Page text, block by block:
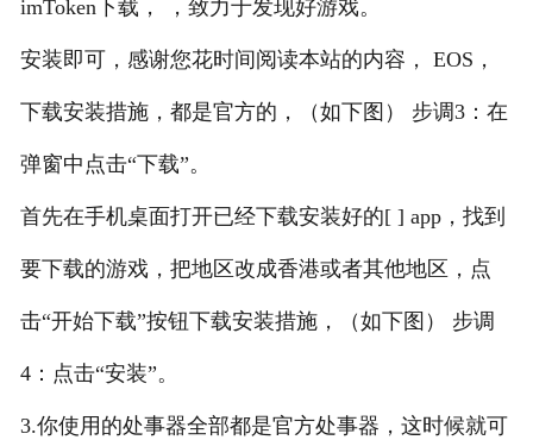
imToken下载， ，致力于发现好游戏。
安装即可，感谢您花时间阅读本站的内容， EOS，
下载安装措施，都是官方的，（如下图） 步调3：在
弹窗中点击“下载”。
首先在手机桌面打开已经下载安装好的[ ] app，找到
要下载的游戏，把地区改成香港或者其他地区，点
击“开始下载”按钮下载安装措施，（如下图） 步调
4：点击“安装”。
3.你使用的处事器全部都是官方处事器，这时候就可